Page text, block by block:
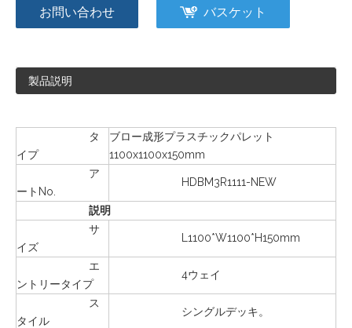
お問い合わせ バスケット
製品説明
タ
イプ
ブロー成形プラスチックパレット
1100x1100x150mm
ア
ートNo.
HDBM3R1111-NEW
説明
サ
イズ
L1100*W1100*H150mm
エ
ントリータイプ
4ウェイ
ス
タイル
シングルデッキ。